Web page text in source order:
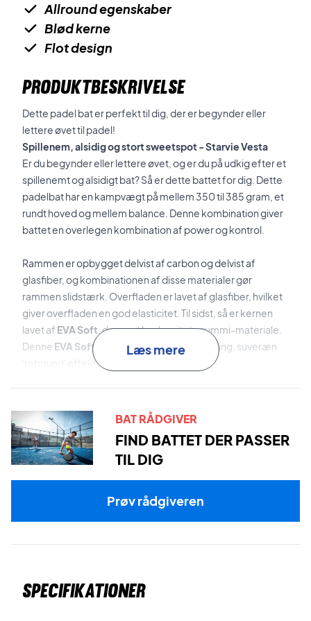
Allround egenskaber
Blød kerne
Flot design
PRODUKTBESKRIVELSE
Dette padel bat er perfekt til dig, der er begynder eller
lettere øvet til padel!
Spillenem, alsidig og stort sweetspot - Starvie Vesta
Er du begynder eller lettere øvet, og er du på udkig efter et
spillenemt og alsidigt bat? Så er dette battet for dig. Dette
padelbat har en kampvægt på mellem 350 til 385 gram, et
rundt hoved og mellem balance. Denne kombination giver
battet en overlegen kombination af power og kontrol.
Rammen er opbygget delvist af carbon og delvist af
glasfiber, og kombinationen af disse materialer gør
rammen slidstærk. Overfladen er lavet af glasfiber, hvilket
giver overfladen en god elasticitet. Til sidst, så er kernen
lavet af EVA Soft , der er et lavdensitets gummi-materiale.
Denne EVA Soft
kerne har en hurtig genvinding, suveræn
'rebound' effekt og stødabsorbering.
OBS:Dette padeltennis bat leveres uden cover
Farve: Sort og grå med lyserøde, lilla og hvide detaljer!
Læs mere
BAT RÅDGIVER
FIND BATTET DER PASSER
TIL DIG
Prøv rådgiveren
Specifikationer